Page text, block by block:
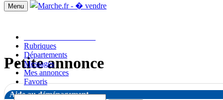
Menu
Rubriques
Départements
Messages
Mes annonces
Favoris
Petite annonce
Aide au déménagement